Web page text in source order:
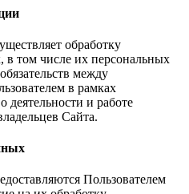
обработку
в том числе их персональных
между
в рамках
деятельности и работе
Сайта.
Пользователем